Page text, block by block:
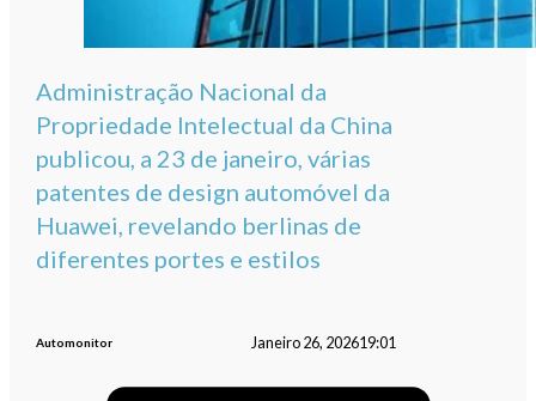
Administração Nacional da
Propriedade Intelectual da China
publicou, a 23 de janeiro, várias
patentes de design automóvel da
Huawei, revelando berlinas de
diferentes portes e estilos
Automonitor Janeiro 26, 202619:01